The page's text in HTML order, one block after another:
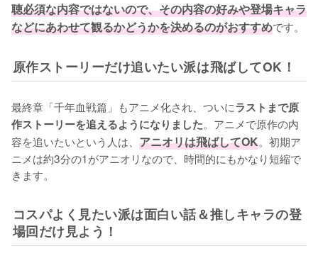
聴必須な内容ではないので、その内容の好みや登場キャラ
などにあわせて観るかどうかを決めるのがおすすめです。
原作ストーリーだけ追いたい派は飛ばしてOK！
最終章「千年血戦篇」もアニメ化され、ついにラストまで原
作ストーリーを追えるようになりました。アニメで原作の内
容を追いたいという人は、 アニオリは飛ばしてOK。初期ア
ニメは約3分の1がアニオリなので、時間的にもかなり短縮で
きます。
コスパよく見たい派は面白い話＆推しキャラの登
場回だけ見よう！